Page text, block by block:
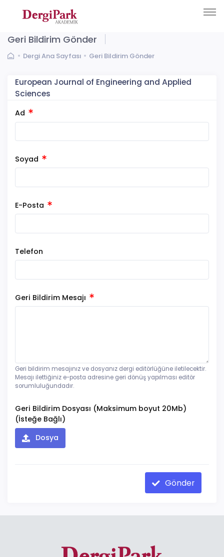
Geri Bildirim Gönder
Dergi Ana Sayfası Geri Bildirim Gönder
European Journal of Engineering and Applied
Sciences
Ad
Soyad
E-Posta
Telefon
Geri Bildirim Mesajı
Geri bildirim mesajınız ve dosyanız dergi editörlüğüne iletilecektir.
Mesajı ilettiğiniz e-posta adresine geri dönüş yapılması editör
sorumluluğundadır.
Geri Bildirim Dosyası (Maksimum boyut 20Mb)
(İsteğe Bağlı)
Dosya
Gönder